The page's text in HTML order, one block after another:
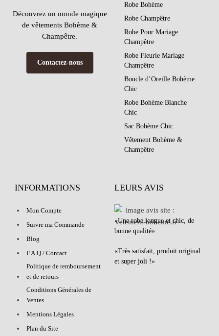
Découvrez un monde magique
de vêtements Bohème &
Champêtre.
Contactez-nous
Robe Bohème
Robe Champêtre
Robe Pour Mariage
Champêtre
Robe Fleurie Mariage
Champêtre
Boucle d’Oreille Bohème
Chic
Robe Bohème Blanche
Chic
Sac Bohème Chic
Vêtement Bohème &
Champêtre
INFORMATIONS
Mon Compte
Suivre ma Commande
Blog
F.A.Q / Contact
Politique de remboursement
et de retours
Conditions Générales de
Ventes
Mentions Légales
Plan du Site
LEURS AVIS
«Une robe longue et chic, de
bonne qualité»
«Très satisfait, produit original
et super joli !»